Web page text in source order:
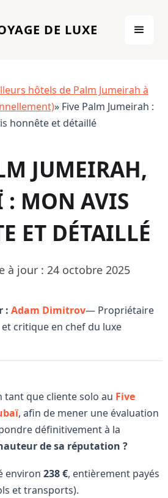
DE LUXE
hôtels de Palm Jumeirah à
» Five Palm Jumeirah :
honnête et détaillé
JUMEIRAH,
: MON AVIS
ET DÉTAILLÉ
à jour : 24 octobre 2025
: Adam Dimitrov— Propriétaire
et critique en chef du luxe
tant que cliente solo au Five
, afin de mener une évaluation
définitivement à la
de sa réputation ?
environ238 €, entièrement payés
et transports).